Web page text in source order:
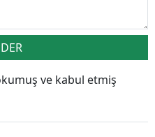
ve kabul etmiş